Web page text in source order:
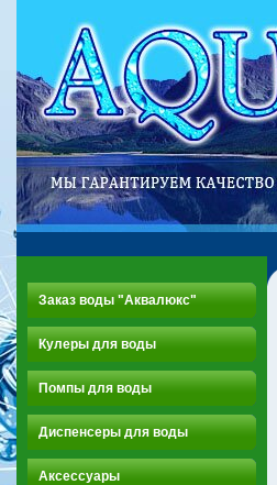
Заказ воды "Аквалюкс"
Кулеры для воды
Помпы для воды
Диспенсеры для воды
Аксессуары